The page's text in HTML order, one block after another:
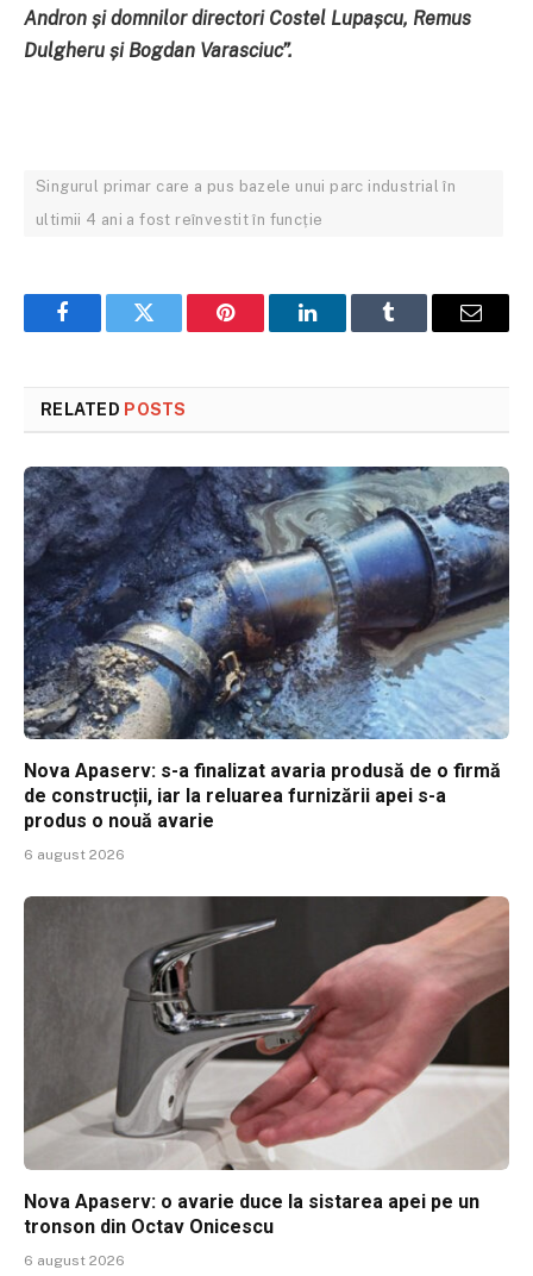
Andron și domnilordirectori Costel Lupașcu, Remus
Dulgheru și Bogdan Varasciuc”.
Singurul primar care a pus bazele unui parc industrial în
ultimii 4 ani a fost reînvestit în funcție
FacebookTwitter Pinterest LinkedInTumblr Email
RELATED POSTS
Nova Apaserv: s-a finalizat avaria produsă de o firmă
de construcții, iar la reluarea furnizării apei s-a
produs o nouă avarie
6 august 2026
Nova Apaserv: o avarie duce la sistarea apei pe un
tronson din Octav Onicescu
6 august 2026